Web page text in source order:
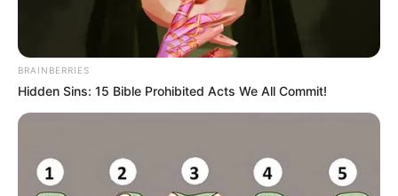
BRAINBERRIES
Hidden Sins: 15 Bible Prohibited Acts We All Commit!